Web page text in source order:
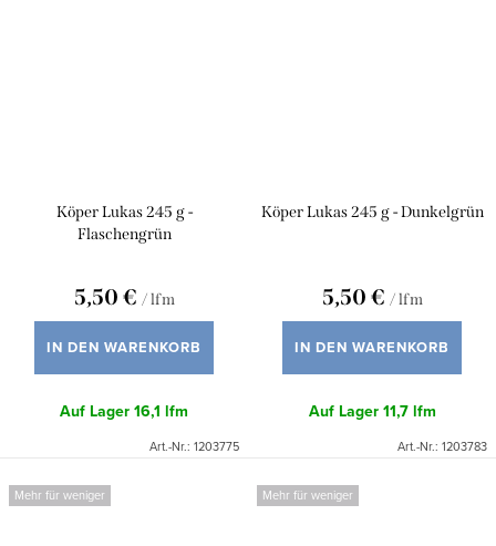
Köper Lukas 245 g -
Flaschengrün
5,50 € / lfm
IN DEN WARENKORB
Auf Lager16,1 lfm
Art.-Nr.: 1203775
Köper Lukas 245 g - Dunkelgrün
5,50 € / lfm
IN DEN WARENKORB
Auf Lager11,7 lfm
Art.-Nr.: 1203783
Mehr für weniger Mehr für weniger